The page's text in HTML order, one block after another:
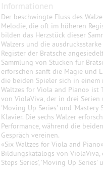
Informationen
Der beschwingte Fluss des
Melodie, die oft im höheren
bilden das Herzstück dieser
Walzers und die
Register der Bratsche
Sammlung von Stücken für
erforschen sanft die Magie und
die beiden Spieler sich in einem
Waltzes for Viola and Piano» ist
von ViolaViva, der in drei
'Moving Up Series' und 'Mastery
Klavier. Die sechs Walzer
Performance, während die
Gespräch vereinen.
«Six Waltzes for Viola and
Bildungskatalogs von
Steps Series', 'Moving Up Series'